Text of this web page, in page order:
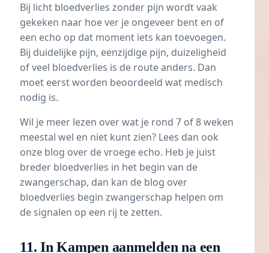
Bij licht bloedverlies zonder pijn wordt vaak
gekeken naar hoe ver je ongeveer bent en of
een echo op dat moment iets kan toevoegen.
Bij duidelijke pijn, eenzijdige pijn, duizeligheid
of veel bloedverlies is de route anders. Dan
moet eerst worden beoordeeld wat medisch
nodig is.
Wil je meer lezen over wat je rond 7 of 8 weken
meestal wel en niet kunt zien? Lees dan ook
onze blog over devroege echo. Heb je juist
breder bloedverlies in het begin van de
zwangerschap, dan kan de blog over
bloedverlies begin zwangerschap helpen om
de signalen op een rij te zetten.
11. In Kampen aanmelden na een